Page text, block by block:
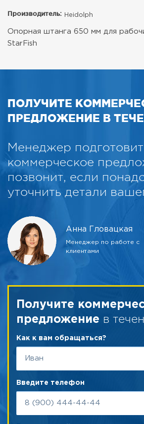
Производитель: Heidolph
Опорная штанга 650 мм для
StarFish
ПОЛУЧИТЕ
ПРЕДЛОЖЕНИЕ В
Менеджер подготовит
коммерческое
позвонит, если
уточнить детали
Анна Гловацкая
Менеджер по работе с
клиентами
Получите
предложение в
Как к вам обращаться?
Введите телефон